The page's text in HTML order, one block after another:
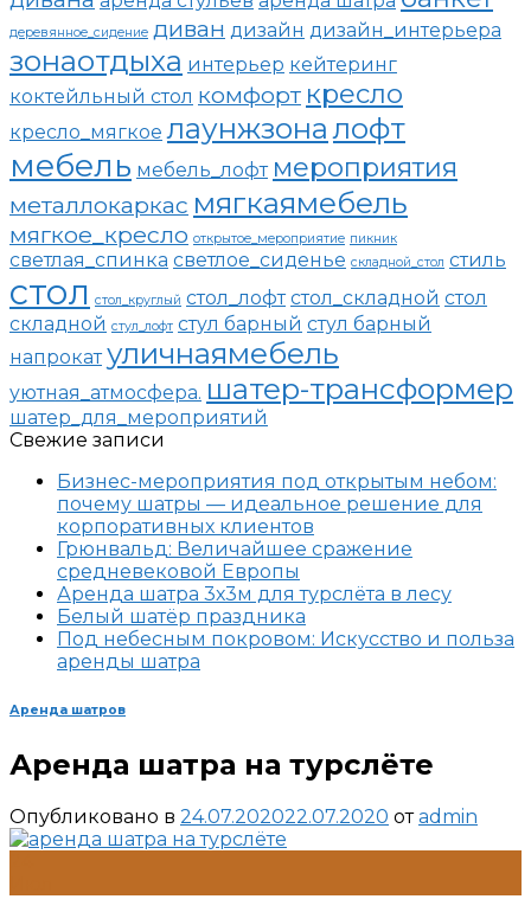
деревянное_сидение диван дизайн дизайн_интерьера
зонаотдыха интерьер кейтеринг
коктейльный стол комфорт кресло
кресло_мягкое лаунжзона лофт
мебель мебель_лофт мероприятия
металлокаркас мягкаямебель
мягкое_кресло открытое_мероприятие пикник
светлая_спинка светлое_сиденье складной_стол стиль
стол стол_круглый стол_лофт стол_складной стол
складной стул_лофт стул барный стул барный
напрокат уличнаямебель
уютная_атмосфера. шатер-трансформер
шатер_для_мероприятий
Свежие записи
Бизнес-мероприятия под открытым небом:
почему шатры — идеальное решение для
корпоративных клиентов
Грюнвальд: Величайшее сражение
средневековой Европы
Аренда шатра 3х3м для турслёта в лесу
Белый шатёр праздника
Под небесным покровом: Искусство и польза
аренды шатра
Аренда шатров
Аренда шатра на турслёте
Опубликовано в 24.07.202022.07.2020 отadmin